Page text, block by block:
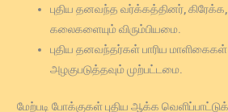
புதிய தனவந்த வர்க்கத்தினர்,
கலைகளையும் விரும்பியமை.
புதிய தனவந்தர்கள் பாரிய
அழகுபடுத்தவும் முற்பட்டமை.
மேற்படி போக்குகள் புதிய ஆக்க